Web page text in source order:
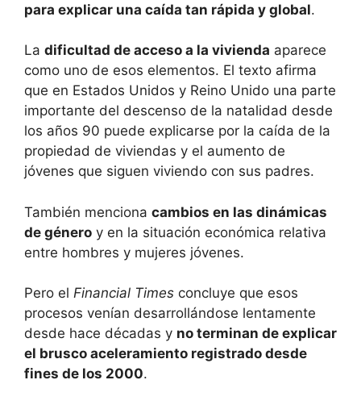
para explicar una caída tan rápida y global.
La dificultad de acceso a la vivienda aparece
como uno de esos elementos. El texto afirma
que en Estados Unidos y Reino Unido una parte
importante del descenso de la natalidad desde
los años 90 puede explicarse por la caída de la
propiedad de viviendas y el aumento de
jóvenes que siguen viviendo con sus padres.
También menciona cambios en las dinámicas
de género y en la situación económica relativa
entre hombres y mujeres jóvenes.
Pero el Financial Times concluye que esos
procesos venían desarrollándose lentamente
desde hace décadas y no terminan de explicar
el brusco aceleramiento registrado desde
fines de los 2000.